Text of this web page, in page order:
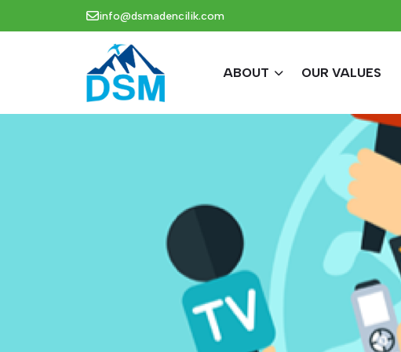
info@dsmadencilik.com
ABOUT OUR VALUES